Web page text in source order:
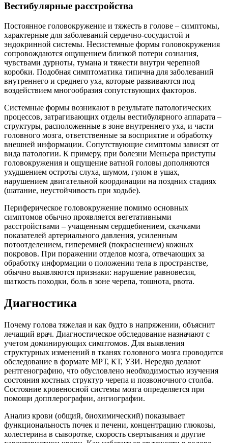
Вестибулярные расстройства
Постоянное головокружение и тяжесть в голове – симптомы,
характерные для заболеваний сердечно-сосудистой и
эндокринной системы. Несистемные формы головокружения
сопровождаются ощущением близкой потери сознания,
чувствами дурноты, тумана и тяжести внутри черепной
коробки. Подобная симптоматика типична для заболеваний
внутреннего и среднего уха, которые развиваются под
воздействием многообразия сопутствующих факторов.
Системные формы возникают в результате патологических
процессов, затрагивающих отделы вестибулярного аппарата –
структуры, расположенные в зоне внутреннего уха, и части
головного мозга, ответственные за восприятие и обработку
внешней информации. Сопутствующие симптомы зависят от
вида патологии. К примеру, при болезни Меньера приступы
головокружения и ощущение ватной головы дополняются
ухудшением остроты слуха, шумом, гулом в ушах,
нарушением двигательной координации на поздних стадиях
(шатание, неустойчивость при ходьбе).
Периферическое головокружение помимо основных
симптомов обычно проявляется вегетативными
расстройствами – учащенным сердцебиением, скачками
показателей артериального давления, усиленным
потоотделением, гиперемией (покраснением) кожных
покровов. При поражении отделов мозга, отвечающих за
обработку информации о положении тела в пространстве,
обычно выявляются признаки: нарушение равновесия,
шаткость походки, боль в зоне черепа, тошнота, рвота.
Диагностика
Почему голова тяжелая и как будто в напряжении, объяснит
лечащий врач. Диагностическое обследование назначают с
учетом доминирующих симптомов. Для выявления
структурных изменений в тканях головного мозга проводится
обследование в формате МРТ, КТ, УЗИ. Нередко делают
рентгенографию, что обусловлено необходимостью изучения
состояния костных структур черепа и позвоночного столба.
Состояние кровеносной системы мозга определяется при
помощи допплерографии, ангиографии.
Анализ крови (общий, биохимический) показывает
функциональность почек и печени, концентрацию глюкозы,
холестерина в сыворотке, скорость свертывания и другие